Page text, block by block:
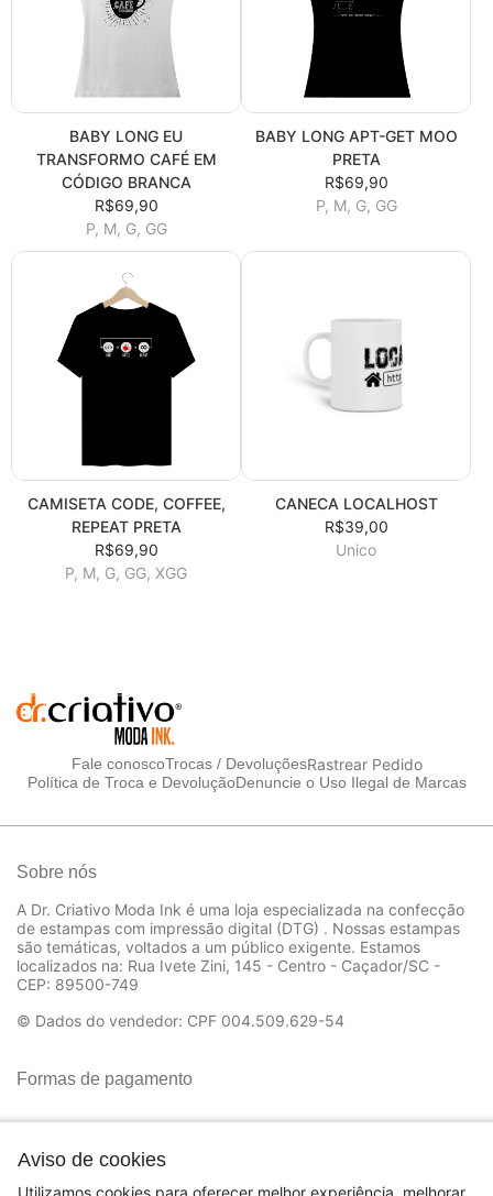
BABY LONG EU
TRANSFORMO CAFÉ EM
CÓDIGO BRANCA
R$69,90
P, M, G, GG
BABY LONG APT-GET MOO
PRETA
R$69,90
P, M, G, GG
CAMISETA CODE, COFFEE,
REPEAT PRETA
R$69,90
P, M, G, GG, XGG
CANECA LOCALHOST
R$39,00
Unico
Aviso de cookies
Utilizamos cookies para oferecer melhor experiência, melhorar
Fale conoscoTrocas / DevoluçõesRastrear Pedido
Política de Troca e DevoluçãoDenuncie o Uso Ilegal de Marcas
Sobre nós
A Dr. Criativo Moda Ink é uma loja especializada na confecção
de estampas com impressão digital (DTG) . Nossas estampas
são temáticas, voltados a um público exigente. Estamos
localizados na: Rua Ivete Zini, 145 - Centro - Caçador/SC -
CEP: 89500-749
© Dados do vendedor: CPF 004.509.629-54
Formas de pagamento